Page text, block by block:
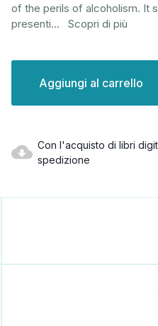
of the perils of alcoholism. It
presenti... Scopri di più
attuale:
Con l'acquisto di libri
spedizione